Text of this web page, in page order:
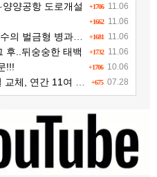
+1706 11.06
양공항 도로개설
+1662 11.06
+1681 11.06
벌금형 병과해야"
+1732 11.06
후..뒤숭숭한 태백
+1706 10.06
!!!
+675 07.28
여 억원 수익 추가 확보